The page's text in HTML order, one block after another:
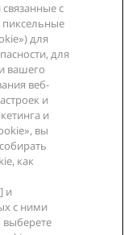
Rewards
с
для
для
вашего
веб-
и
и
вы
как
] и
с ними
выберете